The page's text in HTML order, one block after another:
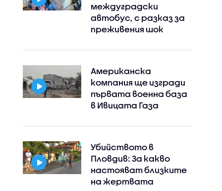
междуградски
автобус, с разказ за
преживения шок
Американска
компания ще изгради
първата военна база
в Ивицата Газа
Убийството в
Пловдив: За какво
настояват близките
на жертвата